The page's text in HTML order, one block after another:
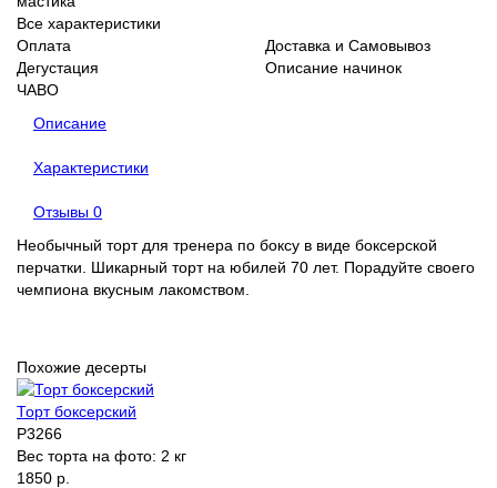
Все характеристики
Оплата
Доставка и Самовывоз
Дегустация
Описание начинок
ЧАВО
Описание
Характеристики
Отзывы 0
Необычный торт для тренера по боксу в виде боксерской
перчатки. Шикарный торт на юбилей 70 лет. Порадуйте своего
чемпиона вкусным лакомством.
Похожие десерты
Торт боксерский
P3266
Вес торта на фото: 2 кг
1850 р.